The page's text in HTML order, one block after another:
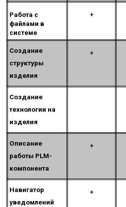
Работа с
файлами в
системе
+
Создание
структуры
изделия
+
Создание
технологии на
изделия
Описание
работы PLM-
компонента
+
Навигатор
уведомлений
+